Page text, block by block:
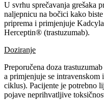
U svrhu sprečavanja grešaka
naljepnicu na bočici kako
priprema i primjenjuje
Herceptin® (trastuzumab).
Doziranje
Preporučena doza
a primjenjuje se
ciklus). Pacijente je potrebno
pojave neprihvatljive